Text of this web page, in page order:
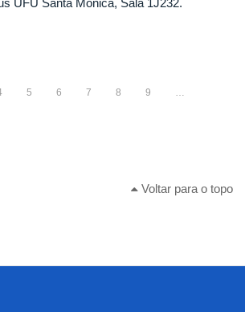
5 6 7 8 9
Voltar para o topo